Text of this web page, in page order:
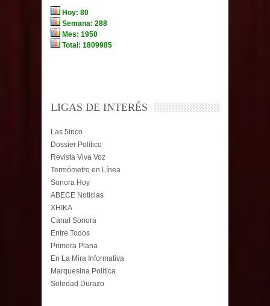
LIGAS DE INTERÉS
Las 5inco
Dossier Político
Revista Viva Voz
Termómetro en Línea
Sonora Hoy
ABECE Noticias
XHIKA
Canal Sonora
Entre Todos
Primera Plana
En La Mira Informativa
Marquesina Política
Soledad Durazo